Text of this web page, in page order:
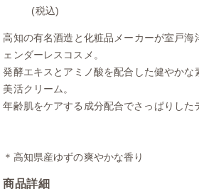
(税込)
高知の有名酒造と化粧品メーカーが室戸海
ェンダーレスコスメ。
発酵エキスとアミノ酸を配合した健やかな
美活クリーム。
年齢肌をケアする成分配合でさっぱりした
＊高知県産ゆずの爽やかな香り
商品詳細